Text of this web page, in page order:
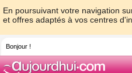
En poursuivant votre navigation
et offres adaptés à vos centres
Bonjour !